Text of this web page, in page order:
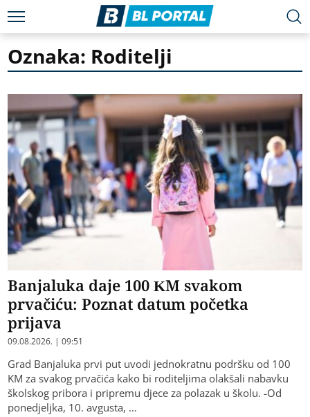
Oznaka: Roditelji
Banjaluka daje 100 KM svakom
prvačiću: Poznat datum početka
prijava
09.08.2026. | 09:51
Grad Banjaluka prvi put uvodi jednokratnu podršku od 100
KM za svakog prvačića kako bi roditeljima olakšali nabavku
školskog pribora i pripremu djece za polazak u školu. -Od
ponedjeljka, 10. avgusta, …